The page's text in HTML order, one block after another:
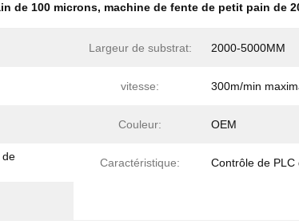
de 100 microns, machine de fente de petit pain de
Largeur de substrat: 2000-5000MM
vitesse: 300m/min
Couleur: OEM
de
Caractéristique: Contrôle de PLC